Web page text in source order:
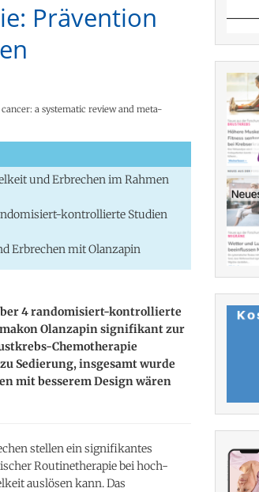
Prävention
a systematic review and meta-
und Erbrechen im Rahmen
kontrollierte Studien
Erbrechen mit Olanzapin
4 randomisiert-kontrollierte
Olanzapin signifikant zur
Chemotherapie
Sedierung, insgesamt wurde
mit besserem Design wären
stellen ein signifikantes
Routinetherapie bei hoch-
auslösen kann. Das